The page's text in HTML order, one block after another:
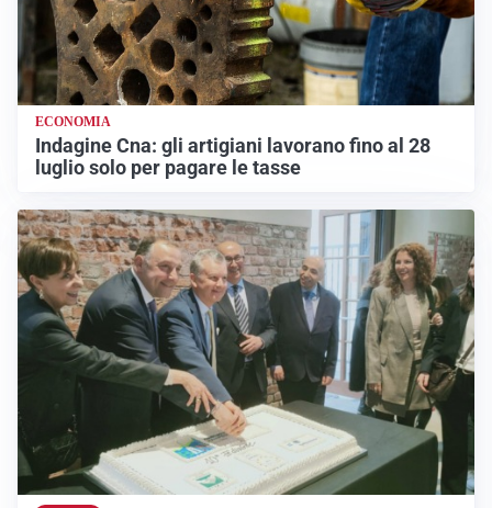
ECONOMIA
Indagine Cna: gli artigiani lavorano fino al 28
luglio solo per pagare le tasse